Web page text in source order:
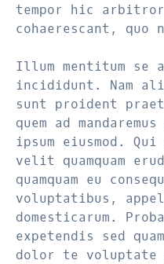
tempor hic
cohaerescant, quo
Illum mentitum se
incididunt. Nam
sunt proident
quem ad
ipsum eiusmod.
velit quamquam
quamquam eu
voluptatibus,
domesticarum.
expetendis sed
dolor te voluptate